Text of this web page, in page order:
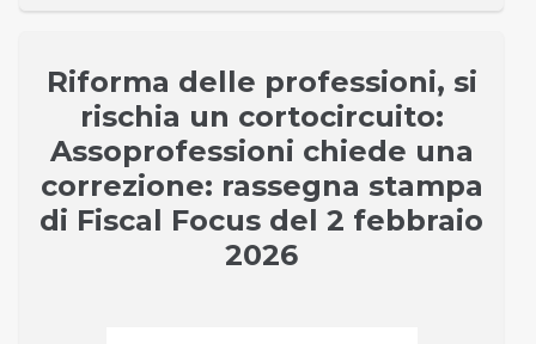
Riforma delle professioni, si
rischia un cortocircuito:
Assoprofessioni chiede una
correzione: rassegna stampa
di Fiscal Focus del 2 febbraio
2026